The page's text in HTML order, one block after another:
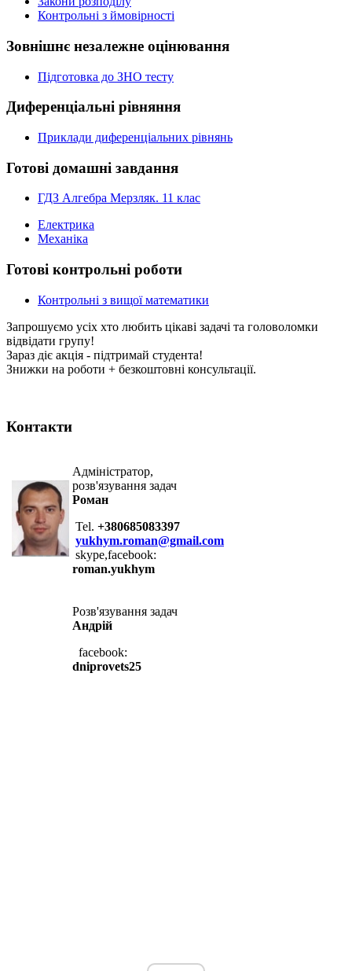
Контрольні з ймовірності
Зовнішнє незалежне оцінювання
Підготовка до ЗНО тесту
Диференціальні рівняння
Приклади диференціальних рівнянь
Готові домашні завдання
ГДЗ Алгебра Мерзляк. 11 клас
Електрика
Механіка
Готові контрольні роботи
Контрольні з вищої математики
Запрошуємо усіх хто любить цікаві задачі та головоломки
відвідати групу!
Зараз діє акція - підтримай студента!
Знижки на роботи + безкоштовні консультації.
Контакти
Адміністратор,
розв'язування задач
Роман
Tel. +380685083397
yukhym.roman@gmail.com
skype,facebook:
roman.yukhym
Розв'язування задач
Андрій
facebook:
dniprovets25